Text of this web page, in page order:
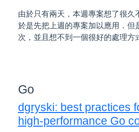
由於只有兩天，本週專案想了很久
於是先把上週的專案加以應用．但
次，並且想不到一個很好的處理方
Go
dgryski: best practices
high-performance Go